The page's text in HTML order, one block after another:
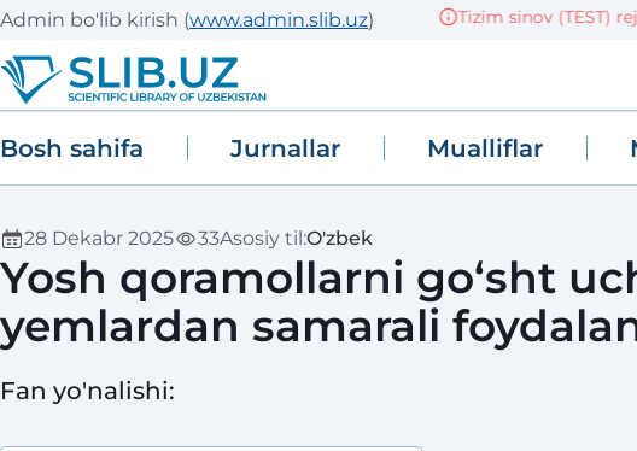
Admin bo'lib kirish (www.admin.slib.uz) Tizim sinov (TEST)
Bosh sahifa Jurnallar Mualliflar
28 Dekabr 2025 33Asosiy til:O'zbek
Yosh qoramollarni go‘sht
yemlardan samarali
Fan yo'nalishi: